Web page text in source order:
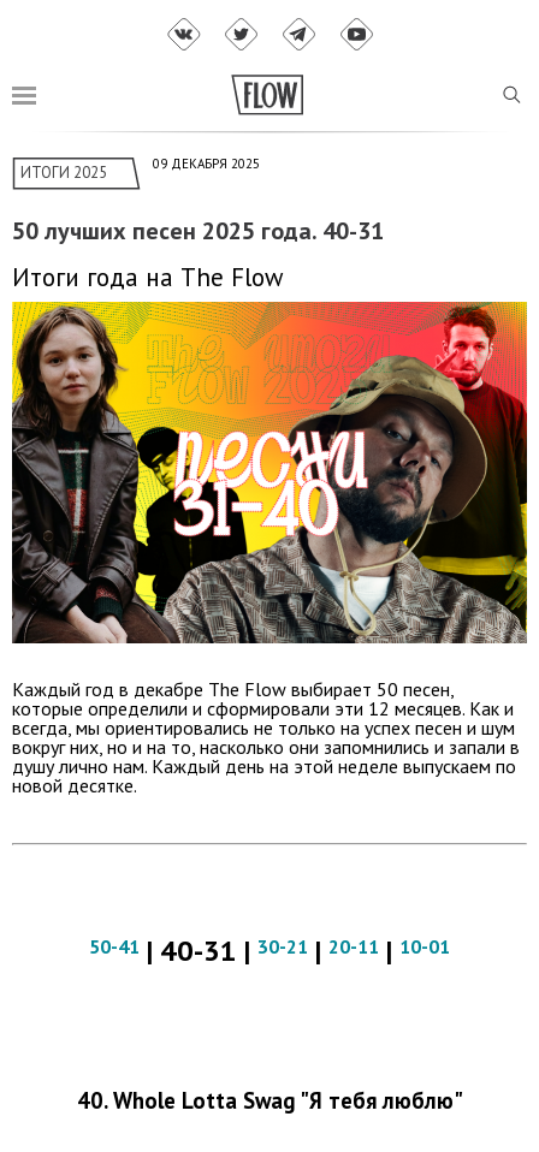
ИТОГИ 2025 09 ДЕКАБРЯ 2025
50 лучших песен 2025 года. 40-31
Итоги года на The Flow
Каждый год в декабре The Flow выбирает 50 песен,
которые определили и сформировали эти 12 месяцев. Как и
всегда, мы ориентировались не только на успех песен и шум
вокруг них, но и на то, насколько они запомнились и запали в
душу лично нам. Каждый день на этой неделе выпускаем по
новой десятке.
50-41 | 40-31 | 30-21 | 20-11 | 10-01
40. Whole Lotta Swag "Я тебя люблю"